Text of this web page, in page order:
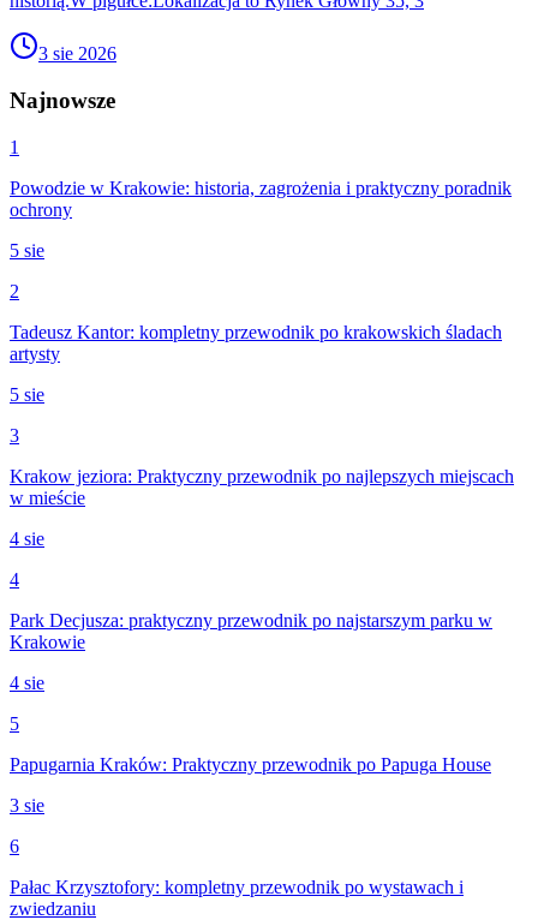
3 sie 2026
Najnowsze
1
Powodzie w Krakowie: historia, zagrożenia i praktyczny poradnik
ochrony
5 sie
2
Tadeusz Kantor: kompletny przewodnik po krakowskich śladach
artysty
5 sie
3
Krakow jeziora: Praktyczny przewodnik po najlepszych miejscach
w mieście
4 sie
4
Park Decjusza: praktyczny przewodnik po najstarszym parku w
Krakowie
4 sie
5
Papugarnia Kraków: Praktyczny przewodnik po Papuga House
3 sie
6
Pałac Krzysztofory: kompletny przewodnik po wystawach i
zwiedzaniu